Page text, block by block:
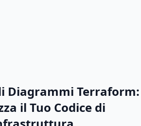
Diagrammi Terraform:
il Tuo Codice di